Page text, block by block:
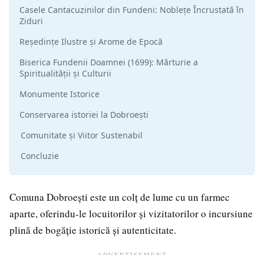
Comuna Dobroești este un colț de lume cu un farmec
aparte, oferindu-le locuitorilor și vizitatorilor o incursiune
plină de bogăție istorică și autenticitate.
Casele Cantacuzinilor din Fundeni: Noblețe Încrustată în
Ziduri
Reședințe Ilustre și Arome de Epocă
Biserica Fundenii Doamnei (1699): Mărturie a
Spiritualității și Culturii
Monumente Istorice
Conservarea istoriei la Dobroești
Comunitate și Viitor Sustenabil
Concluzie